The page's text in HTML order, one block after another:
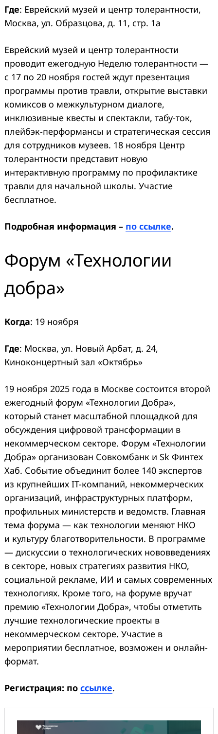
Где: Еврейский музей и центр толерантности,
Москва, ул. Образцова, д. 11, стр. 1а
Еврейский музей и центр толерантности
проводит ежегодную Неделю толерантности —
с 17 по 20 ноября гостей ждут презентация
программы против травли, открытие выставки
комиксов о межкультурном диалоге,
инклюзивные квесты и спектакли, табу-ток,
плейбэк-перформансы и стратегическая сессия
для сотрудников музеев. 18 ноября Центр
толерантности представит новую
интерактивную программу по профилактике
травли для начальной школы. Участие
бесплатное.
Подробная информация – по ссылке.
Форум «Технологии
добра»
Когда: 19 ноября
Где: Москва, ул. Новый Арбат, д. 24,
Киноконцертный зал «Октябрь»
19 ноября 2025 года в Москве состоится второй
ежегодный форум «Технологии Добра»,
который станет масштабной площадкой для
обсуждения цифровой трансформации в
некоммерческом секторе. Форум «Технологии
Добра» организован Совкомбанк и Sk Финтех
Хаб. Событие объединит более 140 экспертов
из крупнейших IT-компаний, некоммерческих
организаций, инфраструктурных платформ,
профильных министерств и ведомств. Главная
тема форума — как технологии меняют НКО
и культуру благотворительности. В программе
— дискуссии о технологических нововведениях
в секторе, новых стратегиях развития НКО,
социальной рекламе, ИИ и самых современных
технологиях. Кроме того, на форуме вручат
премию «Технологии Добра», чтобы отметить
лучшие технологические проекты в
некоммерческом секторе. Участие в
мероприятии бесплатное, возможен и онлайн-
формат.
Регистрация: по ссылке.